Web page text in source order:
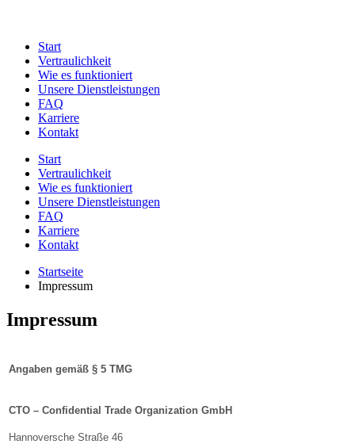
Start
Vertraulichkeit
Wie es funktioniert
Unsere Dienstleistungen
FAQ
Karriere
Kontakt
Start
Vertraulichkeit
Wie es funktioniert
Unsere Dienstleistungen
FAQ
Karriere
Kontakt
Startseite
Impressum
Impressum
Angaben gemäß § 5 TMG
CTO – Confidential Trade Organization GmbH
Hannoversche Straße 46